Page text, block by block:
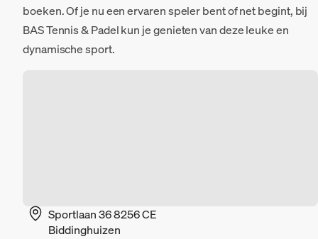
boeken. Of je nu een ervaren speler bent of net begint, bij
BAS Tennis & Padel kun je genieten van deze leuke en
dynamische sport.
Sportlaan 36 8256 CE
Biddinghuizen